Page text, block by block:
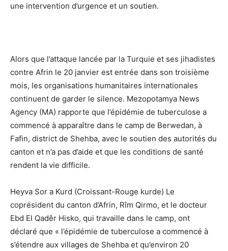
une intervention d’urgence et un soutien.
Alors que l’attaque lancée par la Turquie et ses jihadistes
contre Afrin le 20 janvier est entrée dans son troisième
mois, les organisations humanitaires internationales
continuent de garder le silence. Mezopotamya News
Agency (MA) rapporte que l’épidémie de tuberculose a
commencé à apparaître dans le camp de Berwedan, à
Fafin, district de Shehba, avec le soutien des autorités du
canton et n’a pas d’aide et que les conditions de santé
rendent la vie difficile.
Heyva Sor a Kurd (Croissant-Rouge kurde) Le
coprésident du canton d’Afrin, Rîm Qirmo, et le docteur
Ebd El Qadêr Hisko, qui travaille dans le camp, ont
déclaré que « l’épidémie de tuberculose a commencé à
s’étendre aux villages de Shehba et qu’environ 20